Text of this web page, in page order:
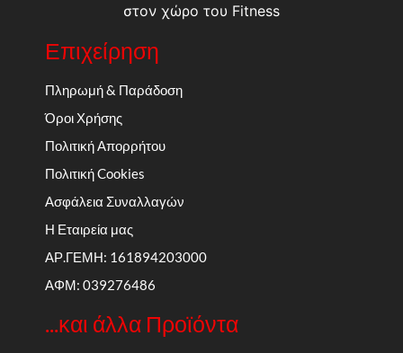
στον χώρο του Fitness
Επιχείρηση
Πληρωμή & Παράδοση
Όροι Χρήσης
Πολιτική Απορρήτου
Πολιτική Cookies
Ασφάλεια Συναλλαγών
Η Εταιρεία μας
ΑΡ.ΓΕΜΗ: 161894203000
ΑΦΜ: 039276486
...και άλλα Προϊόντα